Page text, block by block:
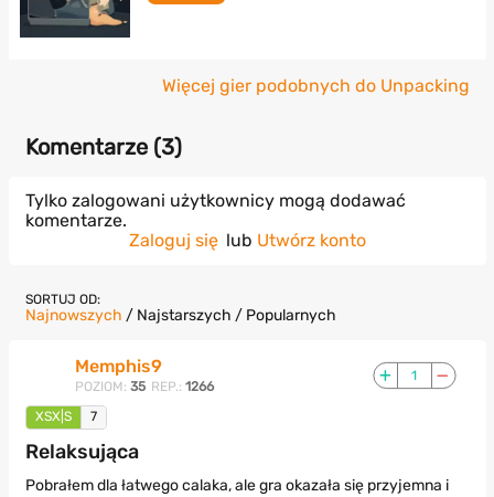
Więcej gier podobnych do Unpacking
Komentarze (3)
Tylko zalogowani użytkownicy mogą dodawać
komentarze.
Zaloguj się lub Utwórz konto
SORTUJ OD:
Najnowszych / Najstarszych / Popularnych
Memphis9
POZIOM: 35 REP.: 1266
1
XSX|S 7
Relaksująca
Pobrałem dla łatwego calaka, ale gra okazała się przyjemna i